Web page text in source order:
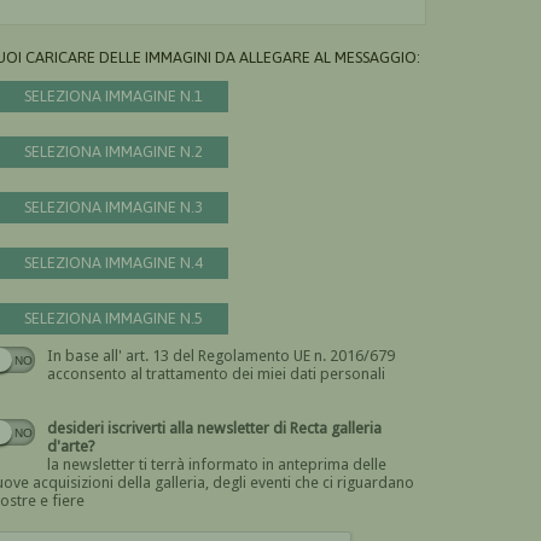
CARICARE DELLE IMMAGINI DA ALLEGARE AL MESSAGGIO:
SELEZIONA IMMAGINE N.1
SELEZIONA IMMAGINE N.2
SELEZIONA IMMAGINE N.3
SELEZIONA IMMAGINE N.4
SELEZIONA IMMAGINE N.5
In base all' art. 13 del Regolamento UE n. 2016/679
acconsento al trattamento dei miei dati personali
Devi dare il consenso
desideri iscriverti alla newsletter di Recta galleria
d'arte?
la newsletter ti terrà informato in anteprima delle
acquisizioni della galleria, degli eventi che ci riguardano
e fiere